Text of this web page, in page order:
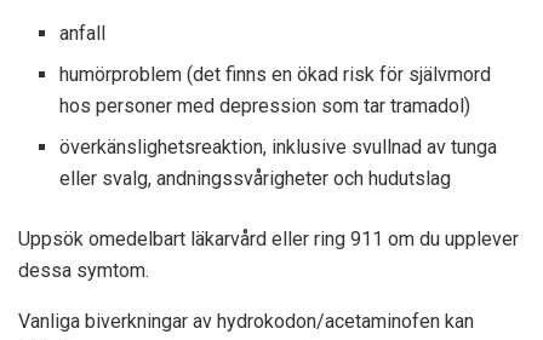
anfall
humörproblem (det finns en ökad risk för självmord
hos personer med depression som tar tramadol)
överkänslighetsreaktion, inklusive svullnad av tunga
eller svalg, andningssvårigheter och hudutslag
Uppsök omedelbart läkarvård eller ring 911 om du upplever
dessa symtom.
Vanliga biverkningar av hydrokodon/acetaminofen kan